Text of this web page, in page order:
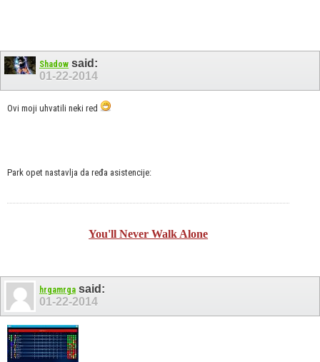
Shadow said:
01-22-2014
Ovi moji uhvatili neki red
Park opet nastavlja da ređa asistencije:
You'll Never Walk Alone
hrgamrga said:
01-22-2014